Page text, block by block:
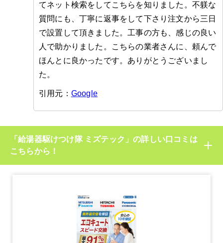
てネット検索をしてこちらを知りました。不躾な
質問にも、丁寧に返事をして下さり注文から三日
で設置して頂きました。工事の方も、感じの良い
人で助かりました。こちらの業者さんに、頼んで
ほんとに良かったです。ありがとうございまし
た。
引用元： Google
「給湯器駆けつけ隊 ミズテック」の詳しい口コミは
こちらから！